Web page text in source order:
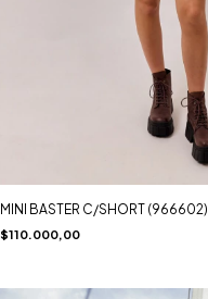
MINI BASTER C/SHORT (966602)
$110.000,00